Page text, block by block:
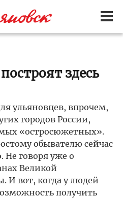
здесь
ульяновцев, впрочем,
городов России,
«остросюжетных».
обывателю сейчас
Не говоря уже о
Великой
И вот, когда у людей
получить